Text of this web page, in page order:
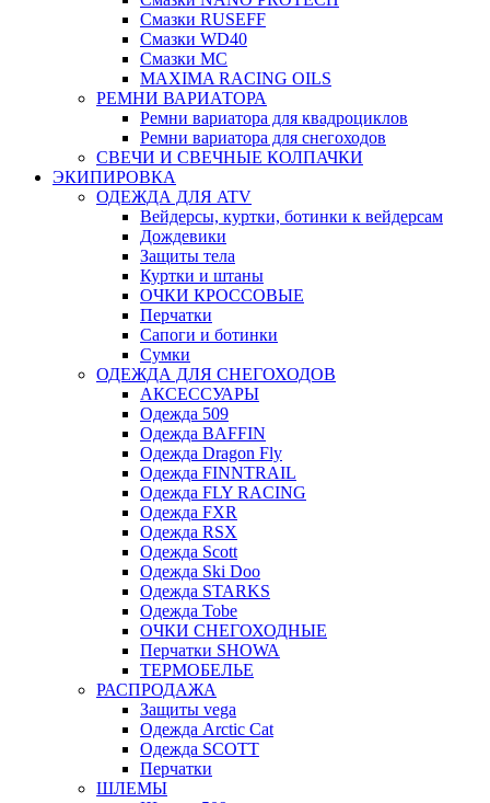
Смазки RUSEFF
Смазки WD40
Смазки МС
MAXIMA RACING OILS
РЕМНИ ВАРИАТОРА
Ремни вариатора для квадроциклов
Ремни вариатора для снегоходов
СВЕЧИ И СВЕЧНЫЕ КОЛПАЧКИ
ЭКИПИРОВКА
ОДЕЖДА ДЛЯ ATV
Вейдерсы, куртки, ботинки к вейдерсам
Дождевики
Защиты тела
Куртки и штаны
ОЧКИ КРОССОВЫЕ
Перчатки
Сапоги и ботинки
Сумки
ОДЕЖДА ДЛЯ СНЕГОХОДОВ
АКСЕССУАРЫ
Одежда 509
Одежда BAFFIN
Одежда Dragon Fly
Одежда FINNTRAIL
Одежда FLY RACING
Одежда FXR
Одежда RSX
Одежда Scott
Одежда Ski Doo
Одежда STARKS
Одежда Tobe
ОЧКИ СНЕГОХОДНЫЕ
Перчатки SHOWA
ТЕРМОБЕЛЬЕ
РАСПРОДАЖА
Защиты vega
Одежда Arctic Cat
Одежда SCOTT
Перчатки
ШЛЕМЫ